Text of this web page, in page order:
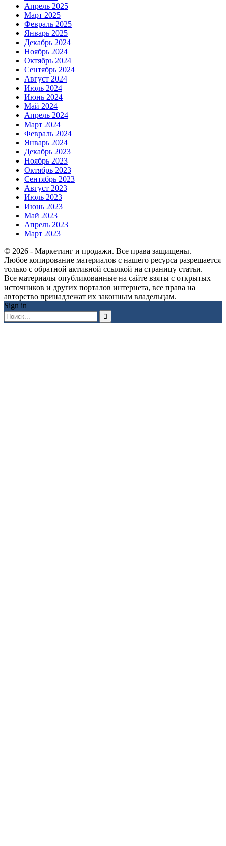
Апрель 2025
Март 2025
Февраль 2025
Январь 2025
Декабрь 2024
Ноябрь 2024
Октябрь 2024
Сентябрь 2024
Август 2024
Июль 2024
Июнь 2024
Май 2024
Апрель 2024
Март 2024
Февраль 2024
Январь 2024
Декабрь 2023
Ноябрь 2023
Октябрь 2023
Сентябрь 2023
Август 2023
Июль 2023
Июнь 2023
Май 2023
Апрель 2023
Март 2023
© 2026 - Маркетинг и продажи. Все права защищены.
Любое копирование материалов с нашего ресурса разрешается
только с обратной активной ссылкой на страницу статьи.
Все материалы опубликованные на сайте взяты с открытых
источников и других порталов интернета, все права на
авторство принадлежат их законным владельцам.
Sign in